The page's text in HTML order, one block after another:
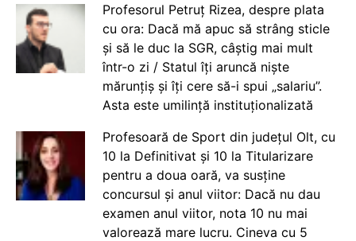
Profesorul Petruț Rizea, despre plata
cu ora: Dacă mă apuc să strâng sticle
și să le duc la SGR, câștig mai mult
într-o zi / Statul îți aruncă niște
mărunțiș și îți cere să-i spui „salariu”.
Asta este umilință instituționalizată
Profesoară de Sport din județul Olt, cu
10 la Definitivat și 10 la Titularizare
pentru a doua oară, va susține
concursul și anul viitor: Dacă nu dau
examen anul viitor, nota 10 nu mai
valorează mare lucru. Cineva cu 5